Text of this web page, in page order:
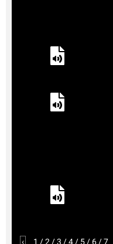
‹ 1 /2 /3 /4 / 5 / 6 /7